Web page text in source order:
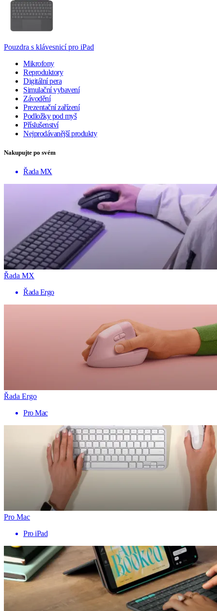
Pouzdra s klávesnicí pro iPad
Mikrofony
Reproduktory
Digitální pera
Simulační vybavení
Závodění
Prezentační zařízení
Podložky pod myš
Příslušenství
Nejprodávanější produkty
Nakupujte po svém
Řada MX
Řada MX
Řada Ergo
Řada Ergo
Pro Mac
Pro Mac
Pro iPad